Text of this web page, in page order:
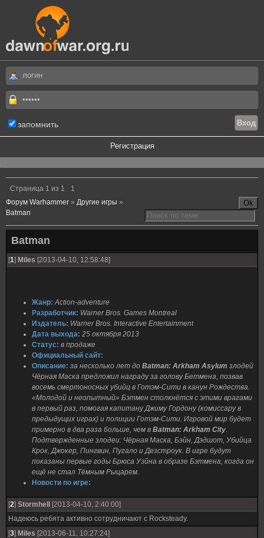
запомнить
Регистрация
.
Страница 1 из 1
1
Форум Warhammer » Другие игры »
Batman
Batman
[1] Miles [2013-04-10, 12:58:48]
Жанр: Action-adventure
Разработчик: Warner Bros. Games Montreal
Издатель: Warner Bros. Interactive Entertainment
Дата выхода: 25 октября 2013
Статус: в продаже
Официальный сайт:
Описание: за несколько лет до Batman: Arkham Asylum злодей
Чёрная Маска предложил награду за голову Бетмена, позвав
восемь смертоносных убийц в Готэм-Сити в канун Рождества.
«Молодой и неопытный» Бэтмен столкнётся с этими врагами
в первый раз, помогая капитану Джиму Гордону (комиссару в
предыдущих играх) и полиции Готэм-Сити. Игровой мир будет
примерно в два раза больше, чем в Batman: Arkham City.
Подтвержденные злодеи: Чёрная Маска, Бэйн, Дэдшот, Убийца
Крок, Джокер, Пингвин, Пугало и Дезстроук. В игре будут
показаны первые годы Брюса Уэйна в образе Бэтмена, когда он
ещё не стал Тёмным Рыцарем.
Новости по игре:
[2] Stormhell
[2013-04-10, 2:40:00]
Надеюсь ребята активно сотрудничают с Rocksteady.
[3] Miles [2013-06-11, 10:27:24]